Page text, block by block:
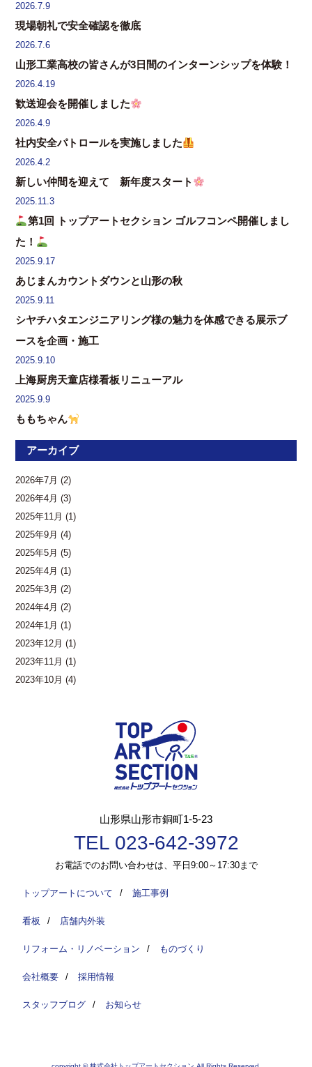
2026.7.9
現場朝礼で安全確認を徹底
2026.7.6
山形工業高校の皆さんが3日間のインターンシップを体験！
2026.4.19
歓送迎会を開催しました
2026.4.9
社内安全パトロールを実施しました
2026.4.2
新しい仲間を迎えて 新年度スタート
2025.11.3
第1回 トップアートセクション ゴルフコンペ開催しまし
た！
2025.9.17
あじまんカウントダウンと山形の秋
2025.9.11
シヤチハタエンジニアリング様の魅力を体感できる展示ブ
ースを企画・施工
2025.9.10
上海厨房天童店様看板リニューアル
2025.9.9
ももちゃん
アーカイブ
2026年7月 (2)
2026年4月 (3)
2025年11月 (1)
2025年9月 (4)
2025年5月 (5)
2025年4月 (1)
2025年3月 (2)
2024年4月 (2)
2024年1月 (1)
2023年12月 (1)
2023年11月 (1)
2023年10月 (4)
山形県山形市銅町1-5-23
TEL 023-642-3972
お電話でのお問い合わせは、平日9:00～17:30まで
トップアートについて / 施工事例
看板 / 店舗内外装
リフォーム・リノベーション / ものづくり
会社概要 / 採用情報
スタッフブログ / お知らせ